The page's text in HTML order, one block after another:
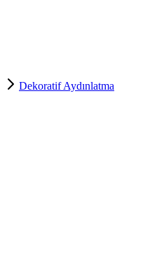
Dekoratif Aydınlatma